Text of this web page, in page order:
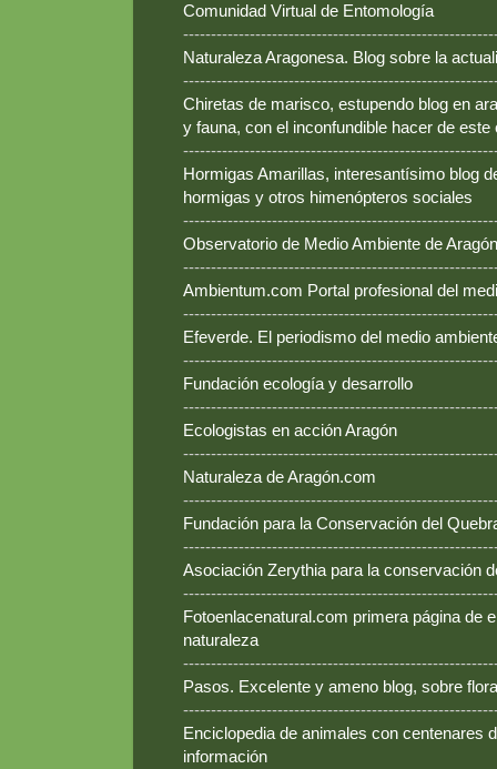
Comunidad Virtual de Entomología
Naturaleza Aragonesa. Blog sobre la
Chiretas de marisco, estupendo blog en
y fauna, con el inconfundible hacer de este
Hormigas Amarillas, interesantísimo blog
hormigas y otros himenópteros sociales
Observatorio de Medio Ambiente de Aragón
Ambientum.com Portal profesional del
Efeverde. El periodismo del medio
Fundación ecología y desarrollo
Ecologistas en acción Aragón
Naturaleza de Aragón.com
Fundación para la Conservación del
Asociación Zerythia para la conservación
Fotoenlacenatural.com primera página de
naturaleza
Pasos. Excelente y ameno blog, sobre
Enciclopedia de animales con centenares
información